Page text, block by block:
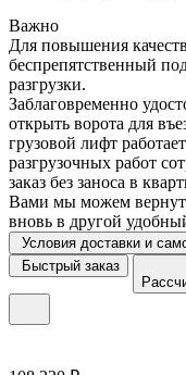
Важно
Для повышения
беспрепятственный
разгрузки.
Заблаговременно
открыть ворота для
грузовой лифт
разгрузочных работ
заказ без заноса в
Вами мы можем
вновь в другой
Условия доставки и
Быстрый заказ